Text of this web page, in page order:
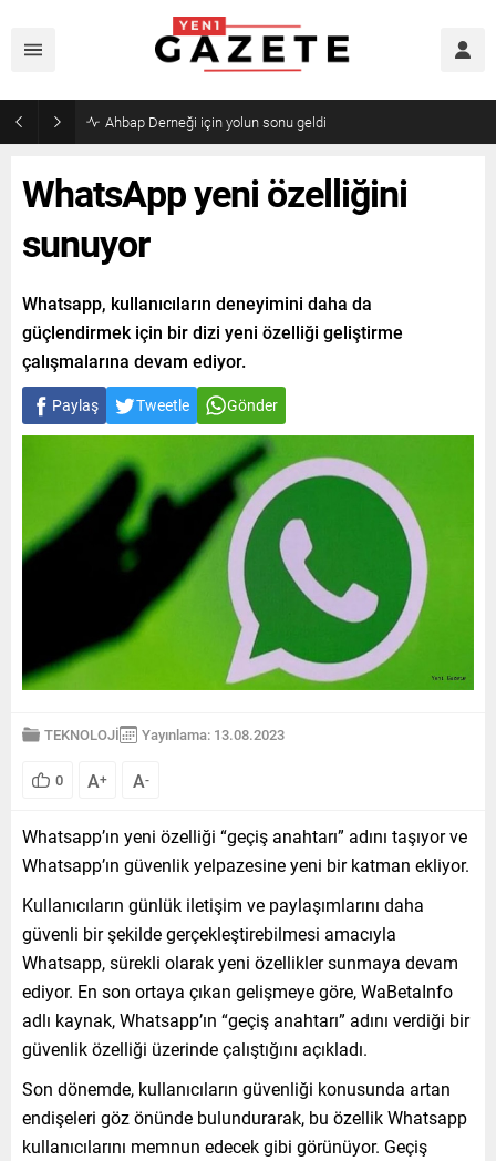
Ahbap Derneği için yolun sonu geldi
WhatsApp yeni özelliğini
sunuyor
Whatsapp, kullanıcıların deneyimini daha da
güçlendirmek için bir dizi yeni özelliği geliştirme
çalışmalarına devam ediyor.
Paylaş Tweetle Gönder
TEKNOLOJİ Yayınlama: 13.08.2023
0 A+ A-
Whatsapp’ın yeni özelliği “geçiş anahtarı” adını taşıyor ve
Whatsapp’ın güvenlik yelpazesine yeni bir katman ekliyor.
Kullanıcıların günlük iletişim ve paylaşımlarını daha
güvenli bir şekilde gerçekleştirebilmesi amacıyla
Whatsapp, sürekli olarak yeni özellikler sunmaya devam
ediyor. En son ortaya çıkan gelişmeye göre, WaBetaInfo
adlı kaynak, Whatsapp’ın “geçiş anahtarı” adını verdiği bir
güvenlik özelliği üzerinde çalıştığını açıkladı.
Son dönemde, kullanıcıların güvenliği konusunda artan
endişeleri göz önünde bulundurarak, bu özellik Whatsapp
kullanıcılarını memnun edecek gibi görünüyor. Geçiş